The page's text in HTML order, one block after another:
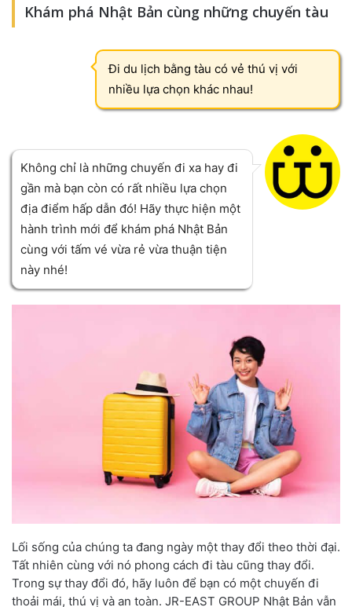
Khám phá Nhật Bản cùng những chuyến tàu
Đi du lịch bằng tàu có vẻ thú vị với
nhiều lựa chọn khác nhau!
Không chỉ là những chuyến đi xa hay đi
gần mà bạn còn có rất nhiều lựa chọn
địa điểm hấp dẫn đó! Hãy thực hiện một
hành trình mới để khám phá Nhật Bản
cùng với tấm vé vừa rẻ vừa thuận tiện
này nhé!
Lối sống của chúng ta đang ngày một thay đổi theo thời đại.
Tất nhiên cùng với nó phong cách đi tàu cũng thay đổi.
Trong sự thay đổi đó, hãy luôn để bạn có một chuyến đi
thoải mái, thú vị và an toàn. JR-EAST GROUP Nhật Bản vẫn